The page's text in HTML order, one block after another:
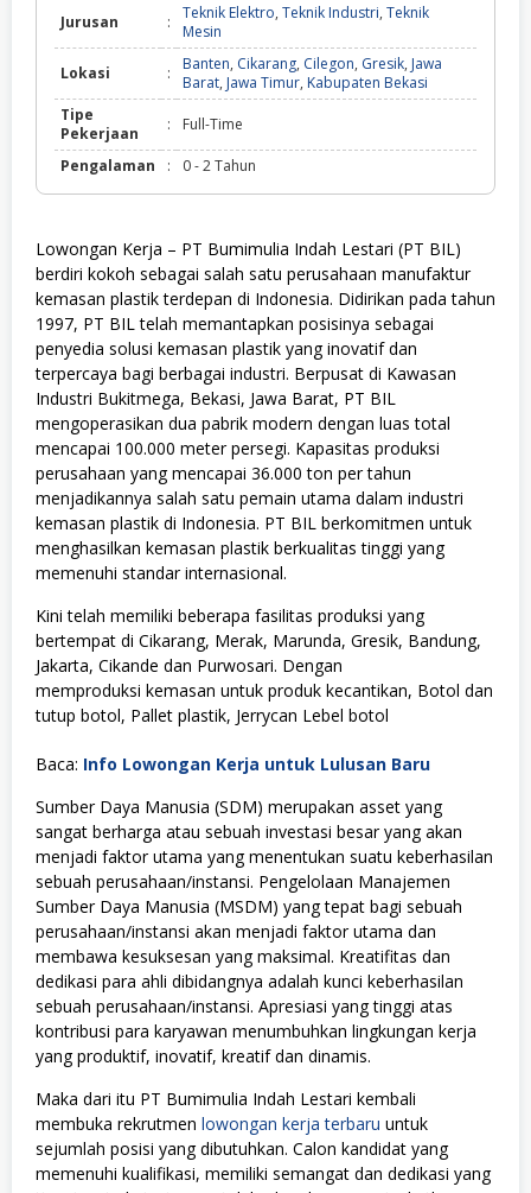
Jurusan : Teknik Elektro, Teknik Industri, Teknik
Mesin
Lokasi : Banten, Cikarang, Cilegon, Gresik, Jawa
Barat, Jawa Timur, Kabupaten Bekasi
Tipe
Pekerjaan
: Full-Time
Pengalaman : 0 - 2 Tahun
Lowongan Kerja – PT Bumimulia Indah Lestari (PT BIL)
berdiri kokoh sebagai salah satu perusahaan manufaktur
kemasan plastik terdepan di Indonesia. Didirikan pada tahun
1997, PT BIL telah memantapkan posisinya sebagai
penyedia solusi kemasan plastik yang inovatif dan
terpercaya bagi berbagai industri. Berpusat di Kawasan
Industri Bukitmega, Bekasi, Jawa Barat, PT BIL
mengoperasikan dua pabrik modern dengan luas total
mencapai 100.000 meter persegi. Kapasitas produksi
perusahaan yang mencapai 36.000 ton per tahun
menjadikannya salah satu pemain utama dalam industri
kemasan plastik di Indonesia. PT BIL berkomitmen untuk
menghasilkan kemasan plastik berkualitas tinggi yang
memenuhi standar internasional.
Kini telah memiliki beberapa fasilitas produksi yang
bertempat di Cikarang, Merak, Marunda, Gresik, Bandung,
Jakarta, Cikande dan Purwosari. Dengan
memproduksi kemasan untuk produk kecantikan, Botol dan
tutup botol, Pallet plastik, Jerrycan Lebel botol
Baca: Info Lowongan Kerja untuk Lulusan Baru
Sumber Daya Manusia (SDM) merupakan asset yang
sangat berharga atau sebuah investasi besar yang akan
menjadi faktor utama yang menentukan suatu keberhasilan
sebuah perusahaan/instansi. Pengelolaan Manajemen
Sumber Daya Manusia (MSDM) yang tepat bagi sebuah
perusahaan/instansi akan menjadi faktor utama dan
membawa kesuksesan yang maksimal. Kreatifitas dan
dedikasi para ahli dibidangnya adalah kunci keberhasilan
sebuah perusahaan/instansi. Apresiasi yang tinggi atas
kontribusi para karyawan menumbuhkan lingkungan kerja
yang produktif, inovatif, kreatif dan dinamis.
Maka dari itu PT Bumimulia Indah Lestari kembali
membuka rekrutmen lowongan kerja terbaru untuk
sejumlah posisi yang dibutuhkan. Calon kandidat yang
memenuhi kualifikasi, memiliki semangat dan dedikasi yang